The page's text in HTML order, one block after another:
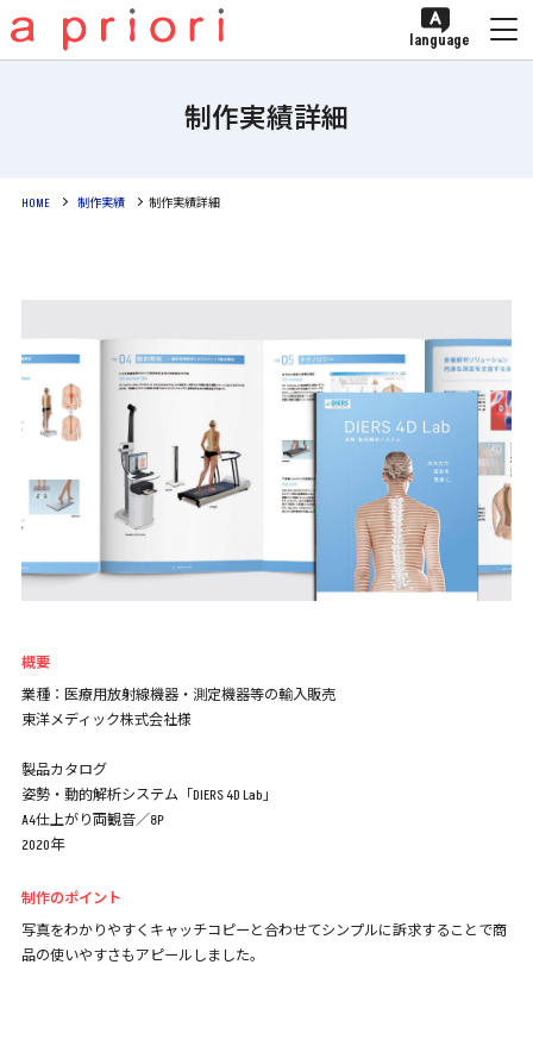
language
制作実績詳細
HOME 制作実績 制作実績詳細
概要
業種：医療用放射線機器・測定機器等の輸入販売
東洋メディック株式会社様
製品カタログ
姿勢・動的解析システム「DIERS 4D Lab」
A4仕上がり両観音／8P
2020年
制作のポイント
写真をわかりやすくキャッチコピーと合わせてシンプルに訴求することで商
品の使いやすさもアピールしました。